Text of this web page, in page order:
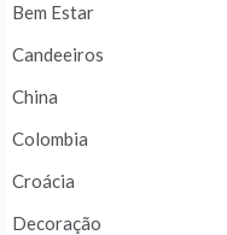
Bem Estar
Candeeiros
China
Colombia
Croácia
Decoração